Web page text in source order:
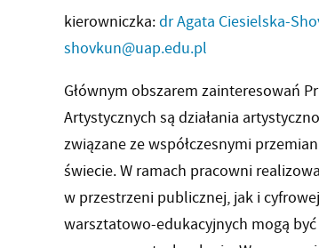
kierowniczka:dr Agata Ciesielska-
shovkun@uap.edu.pl
Głównym obszarem zainteresowań
Artystycznych są działania
związane ze współczesnymi
świecie. W ramach pracowni
w przestrzeni publicznej, jak i
warsztatowo-edukacyjnych mogą